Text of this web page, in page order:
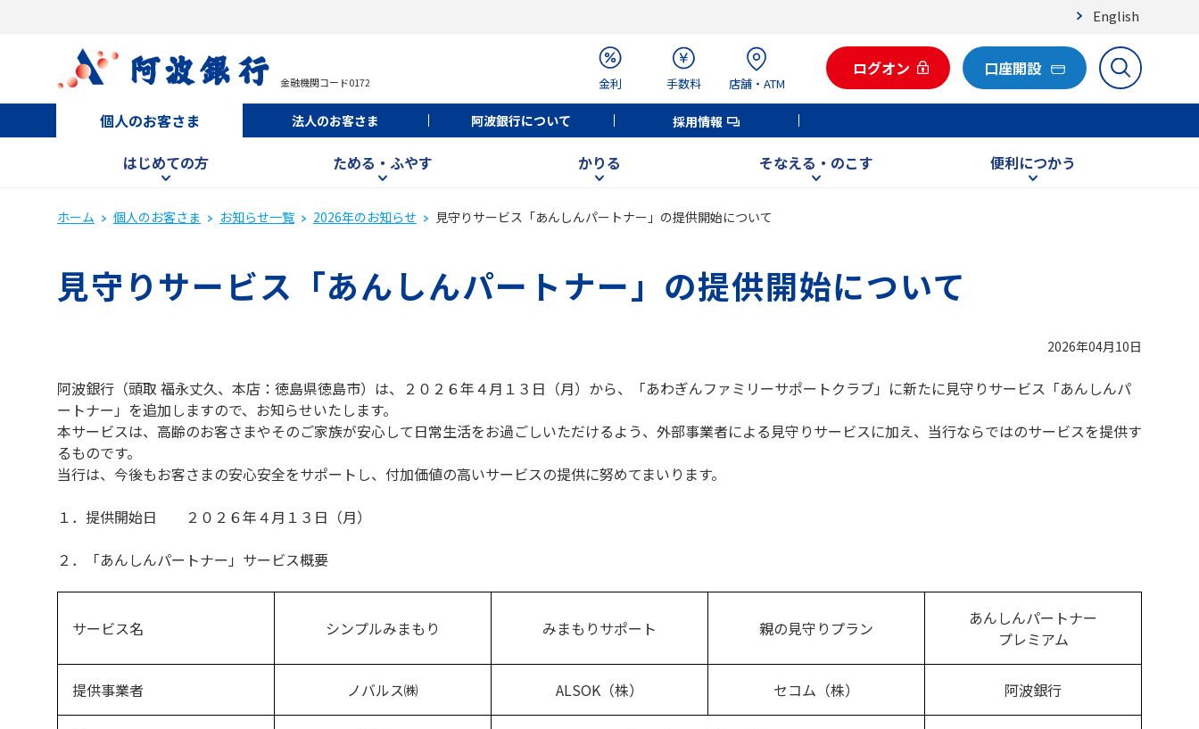
English
金融機関コード0172 金利 手数料 店舗・ATM
ログオン 口座開設
個人のお客さま 法人のお客さま 阿波銀行について 採用情報
はじめての方 ためる・ふやす かりる そなえる・のこす 便利につかう
ホーム 個人のお客さま お知らせ一覧 2026年のお知らせ 見守りサービス「あんしんパートナー」の提供開始について
見守りサービス「あんしんパートナー」の提供開始について
2026年04月10日
阿波銀行（頭取 福永丈久、本店：徳島県徳島市）は、２０２６年４月１３日（月）から、「あわぎんファミリーサポートクラブ」に新たに見守りサービス「あんしんパ
ートナー」を追加しますので、お知らせいたします。
本サービスは、高齢のお客さまやそのご家族が安心して日常生活をお過ごしいただけるよう、外部事業者による見守りサービスに加え、当行ならではのサービスを提供す
るものです。
当行は、今後もお客さまの安心安全をサポートし、付加価値の高いサービスの提供に努めてまいります。
１．提供開始日 ２０２６年４月１３日（月）
２．「あんしんパートナー」サービス概要
サービス名 シンプルみまもり みまもりサポート 親の見守りプラン
あんしんパートナー
プレミアム
提供事業者 ノバルス㈱ ALSOK（株） セコム（株） 阿波銀行